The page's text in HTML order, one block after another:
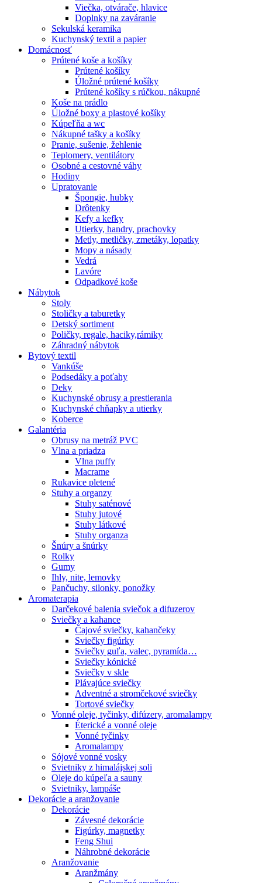
Viečka, otvárače, hlavice
Doplnky na zaváranie
Sekulská keramika
Kuchynský textil a papier
Domácnosť
Prútené koše a košíky
Prútené košíky
Úložné prútené košíky
Prútené košíky s rúčkou, nákupné
Koše na prádlo
Úložné boxy a plastové košíky
Kúpeľňa a wc
Nákupné tašky a košíky
Pranie, sušenie, žehlenie
Teplomery, ventilátory
Osobné a cestovné váhy
Hodiny
Upratovanie
Špongie, hubky
Drôtenky
Kefy a kefky
Utierky, handry, prachovky
Metly, metličky, zmetáky, lopatky
Mopy a násady
Vedrá
Lavóre
Odpadkové koše
Nábytok
Stoly
Stoličky a taburetky
Detský sortiment
Poličky, regale, haciky,rámiky
Záhradný nábytok
Bytový textil
Vankúše
Podsedáky a poťahy
Deky
Kuchynské obrusy a prestierania
Kuchynské chňapky a utierky
Koberce
Galantéria
Obrusy na metráž PVC
Vlna a priadza
Vlna puffy
Macrame
Rukavice pletené
Stuhy a organzy
Stuhy saténové
Stuhy jutové
Stuhy látkové
Stuhy organza
Šnúry a šnúrky
Rolky
Gumy
Ihly, nite, lemovky
Pančuchy, silonky, ponožky
Aromaterapia
Darčekové balenia sviečok a difuzerov
Sviečky a kahance
Čajové sviečky, kahančeky
Sviečky figúrky
Sviečky guľa, valec, pyramída…
Sviečky kónické
Sviečky v skle
Plávajúce sviečky
Adventné a stromčekové sviečky
Tortové sviečky
Vonné oleje, tyčinky, difúzery, aromalampy
Éterické a vonné oleje
Vonné tyčinky
Aromalampy
Sójové vonné vosky
Svietniky z himalájskej soli
Oleje do kúpeľa a sauny
Svietniky, lampáše
Dekorácie a aranžovanie
Dekorácie
Závesné dekorácie
Figúrky, magnetky
Feng Shui
Náhrobné dekorácie
Aranžovanie
Aranžmány